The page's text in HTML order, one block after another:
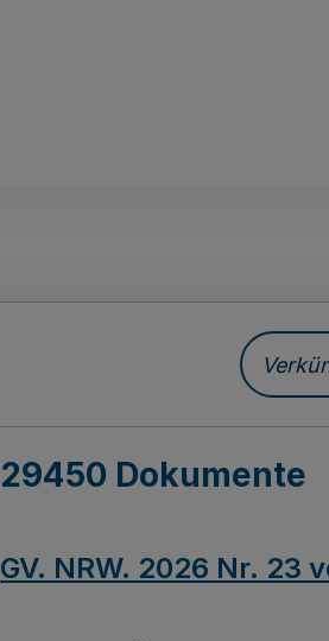
29450 Dokumente
GV. NRW. 2026 Nr. 23